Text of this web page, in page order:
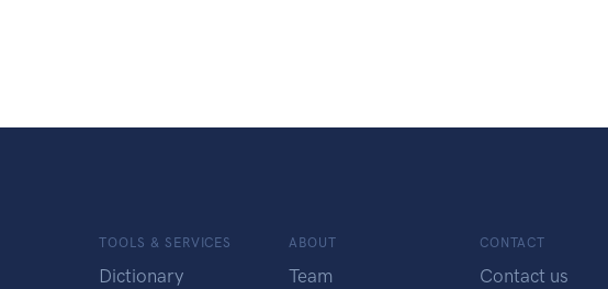
TOOLS & SERVICES
Dictionary
ABOUT
Team
CONTACT
Contact us